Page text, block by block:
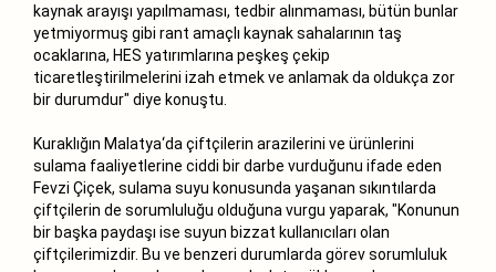
kaynak arayışı yapılmaması, tedbir alınmaması, bütün bunlar
yetmiyormuş gibi rant amaçlı kaynak sahalarının taş
ocaklarına, HES yatırımlarına peşkeş çekip
ticaretleştirilmelerini izah etmek ve anlamak da oldukça zor
bir durumdur" diye konuştu.
Kuraklığın Malatya‘da çiftçilerin arazilerini ve ürünlerini
sulama faaliyetlerine ciddi bir darbe vurduğunu ifade eden
Fevzi Çiçek, sulama suyu konusunda yaşanan sıkıntılarda
çiftçilerin de sorumluluğu olduğuna vurgu yaparak, "Konunun
bir başka paydaşı ise suyun bizzat kullanıcıları olan
çiftçilerimizdir. Bu ve benzeri durumlarda görev sorumluluk